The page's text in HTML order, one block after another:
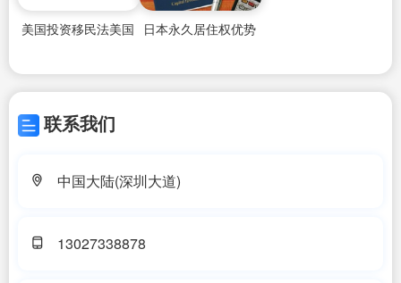
美国投资移民法美国 日本永久居住权优势
联系我们
中国大陆(深圳大道)
13027338878